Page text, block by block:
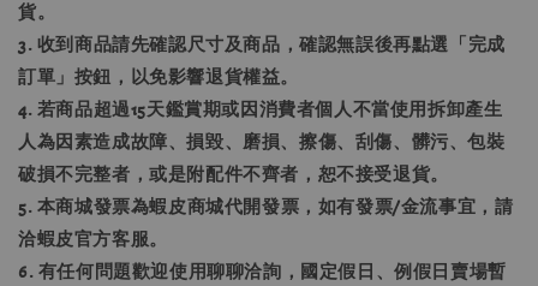
貨。
3. 收到商品請先確認尺寸及商品，確認無誤後再點選「完成
訂單」按鈕，以免影響退貨權益。
4. 若商品超過15天鑑賞期或因消費者個人不當使用拆卸產生
人為因素造成故障、損毀、磨損、擦傷、刮傷、髒污、包裝
破損不完整者，或是附配件不齊者，恕不接受退貨。
5. 本商城發票為蝦皮商城代開發票，如有發票/金流事宜，請
洽蝦皮官方客服。
6. 有任何問題歡迎使用聊聊洽詢，國定假日、例假日賣場暫